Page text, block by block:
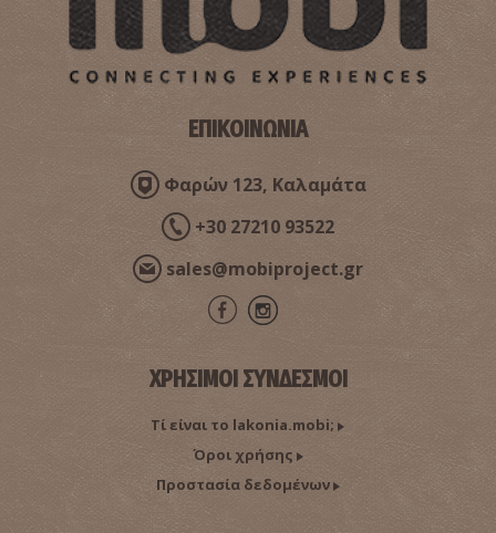
ΕΠΙΚΟΙΝΩΝΙΑ
Φαρών 123, Καλαμάτα
+30 27210 93522
sales@mobiproject.gr
ΧΡΗΣΙΜΟΙ ΣΥΝΔΕΣΜΟΙ
Τί είναι το lakonia.mobi;
Όροι χρήσης
Προστασία δεδομένων